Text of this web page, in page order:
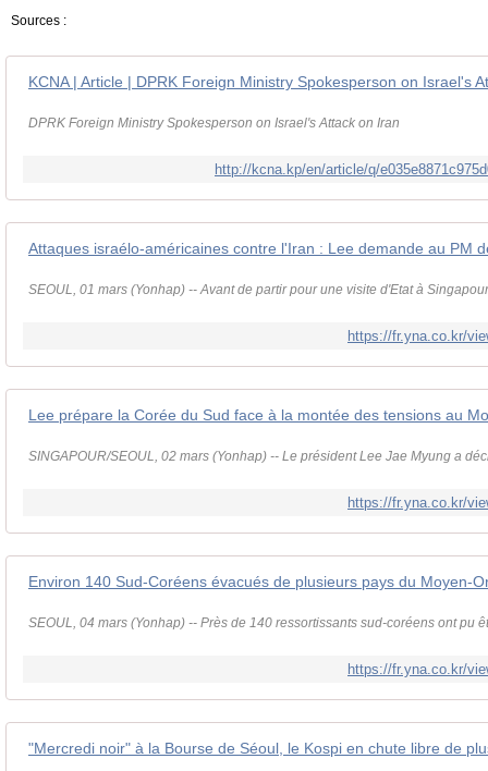
Sources :
KCNA | Article | DPRK Foreign Ministry Spokesperson on Israel's
DPRK Foreign Ministry Spokesperson on Israel's Attack on Iran
http://kcna.kp/en/article/q/
SEOUL, 01 mars (Yonhap) -- Avant de partir pour une visite d'Etat à
https://fr.yna.co.kr/
SINGAPOUR/SEOUL, 02 mars (Yonhap) -- Le président Lee Jae Myung a
https://fr.yna.co.kr/
SEOUL, 04 mars (Yonhap) -- Près de 140 ressortissants sud-coréens ont pu
https://fr.yna.co.kr/